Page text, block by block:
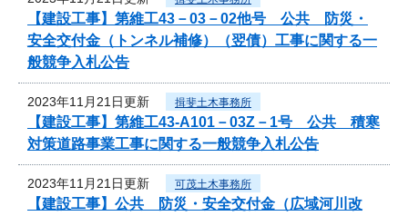
【建設工事】第維工43－03－02他号 公共 防災・
安全交付金（トンネル補修）（翌債）工事に関する一
般競争入札公告
2023年11月21日更新 揖斐土木事務所
【建設工事】第維工43-A101－03Z－1号 公共 積寒
対策道路事業工事に関する一般競争入札公告
2023年11月21日更新 可茂土木事務所
【建設工事】公共 防災・安全交付金（広域河川改